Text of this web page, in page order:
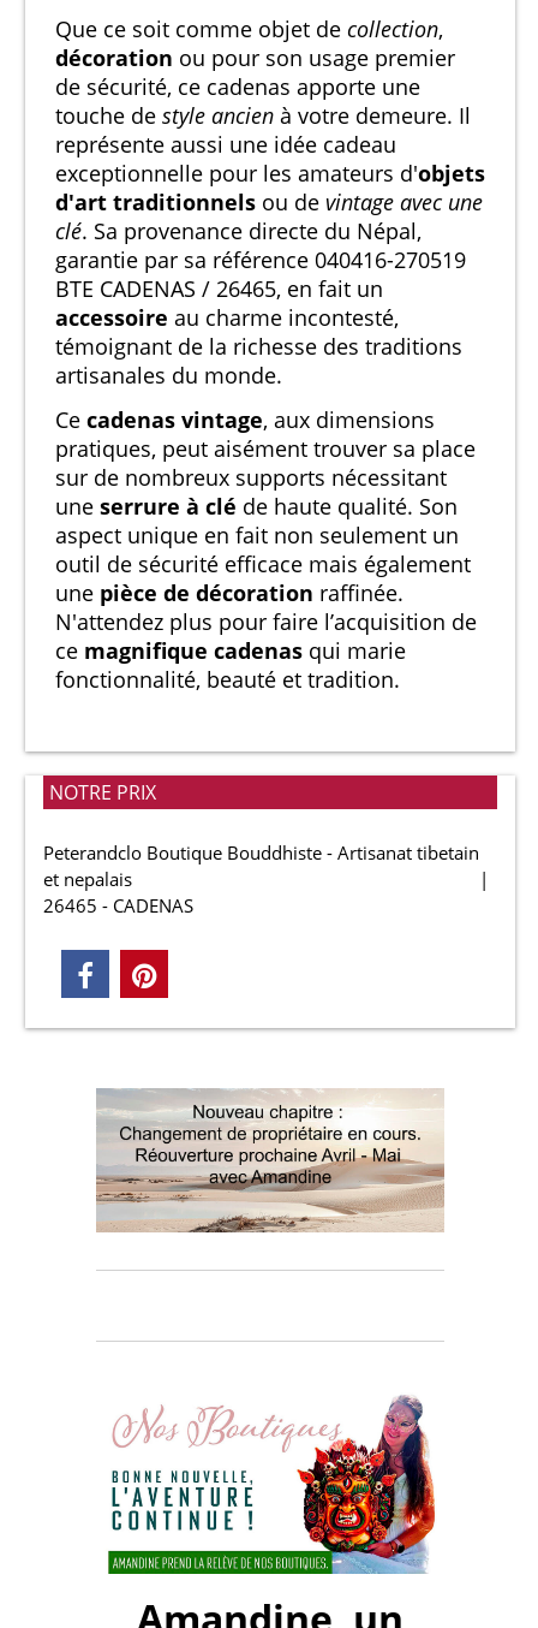
Que ce soit comme objet de collection,
décoration ou pour son usage premier
de sécurité, ce cadenas apporte une
touche de style ancien à votre demeure. Il
représente aussi une idée cadeau
exceptionnelle pour les amateurs d'objets
d'art traditionnels ou de vintage avec une
clé. Sa provenance directe du Népal,
garantie par sa référence 040416-270519
BTE CADENAS / 26465, en fait un
accessoire au charme incontesté,
témoignant de la richesse des traditions
artisanales du monde.
Ce cadenas vintage, aux dimensions
pratiques, peut aisément trouver sa place
sur de nombreux supports nécessitant
une serrure à clé de haute qualité. Son
aspect unique en fait non seulement un
outil de sécurité efficace mais également
une pièce de décoration raffinée.
N'attendez plus pour faire l’acquisition de
ce magnifique cadenas qui marie
fonctionnalité, beauté et tradition.
NOTRE PRIX
Peterandclo Boutique Bouddhiste - Artisanat tibetain
et nepalais
26465 - CADENAS